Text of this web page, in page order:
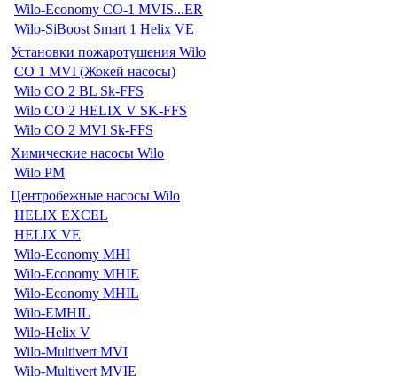
Wilo-Economy CO-1 MVIS...ER
Wilo-SiBoost Smart 1 Helix VE
Установки пожаротушения Wilo
CO 1 MVI (Жокей насосы)
Wilo CO 2 BL Sk-FFS
Wilo CO 2 HELIX V SK-FFS
Wilo CO 2 MVI Sk-FFS
Химические насосы Wilo
Wilo PM
Центробежные насосы Wilo
HELIX EXCEL
HELIX VE
Wilo-Economy MHI
Wilo-Economy MHIE
Wilo-Economy MHIL
Wilo-EMHIL
Wilo-Helix V
Wilo-Multivert MVI
Wilo-Multivert MVIE